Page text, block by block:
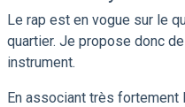
Le rap est en vogue sur le
quartier. Je propose donc
instrument.
En associant très fortement